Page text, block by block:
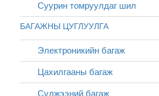
Суурин томруулдаг шил
БАГАЖНЫ ЦУГЛУУЛГА
Электроникийн багаж
Цахилгааны багаж
Сүлжээний багаж